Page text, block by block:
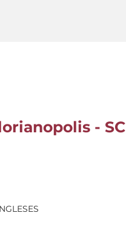
- SC